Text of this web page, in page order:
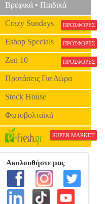
Βρεφικά • Παιδικά
Crazy Sundays ΠΡΟΣΦΟΡΕΣ
Eshop Specials ΠΡΟΣΦΟΡΕΣ
Zen 10 ΠΡΟΣΦΟΡΕΣ
Προτάσεις Για Δώρα
Stock House
Φωτοβολταϊκά
SUPER MARKET